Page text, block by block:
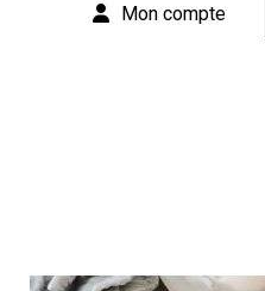
Mon compte